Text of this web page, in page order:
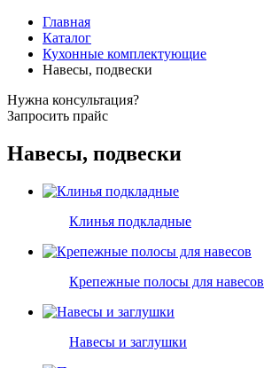
Главная
Каталог
Кухонные комплектующие
Навесы, подвески
Нужна консультация?
Запросить прайс
Навесы, подвески
Клинья подкладные
Крепежные полосы для навесов
Навесы и заглушки